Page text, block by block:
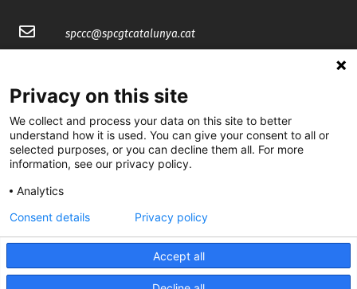
spccc@spcgtcatalunya.cat
@CGTCatalunya
cgtcatalunya
cgtcatalunya
Desenvolupat per
Privacy on this site
We collect and process your data on this site to better
understand how it is used. You can give your consent to all or
selected purposes, or you can decline them all. For more
information, see our privacy policy.
Analytics
Accept all
Consent details Privacy policy